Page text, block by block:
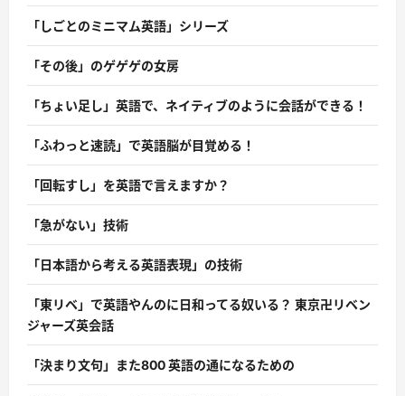
「しごとのミニマム英語」シリーズ
「その後」のゲゲゲの女房
「ちょい足し」英語で、ネイティブのように会話ができる！
「ふわっと速読」で英語脳が目覚める！
「回転すし」を英語で言えますか？
「急がない」技術
「日本語から考える英語表現」の技術
「東リベ」で英語やんのに日和ってる奴いる？ 東京卍リベン
ジャーズ英会話
「決まり文句」また800 英語の通になるための